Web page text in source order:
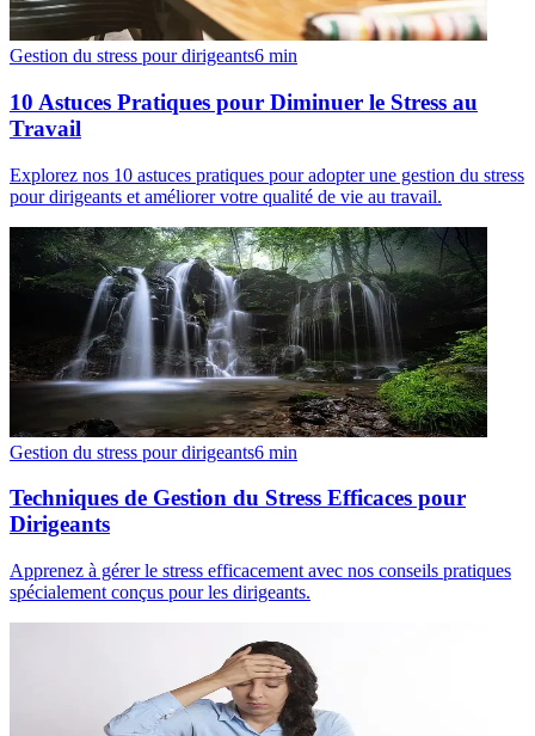
Gestion du stress pour dirigeants6 min
10 Astuces Pratiques pour Diminuer le Stress au
Travail
Explorez nos 10 astuces pratiques pour adopter une gestion du stress
pour dirigeants et améliorer votre qualité de vie au travail.
Gestion du stress pour dirigeants6 min
Techniques de Gestion du Stress Efficaces pour
Dirigeants
Apprenez à gérer le stress efficacement avec nos conseils pratiques
spécialement conçus pour les dirigeants.